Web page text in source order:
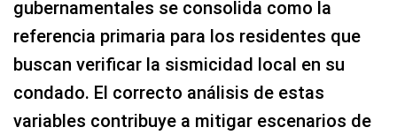
gubernamentales se consolida como la
referencia primaria para los residentes que
buscan verificar la sismicidad local en su
condado. El correcto análisis de estas
variables contribuye a mitigar escenarios de